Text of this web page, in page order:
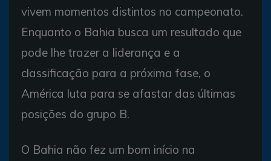
vivem momentos distintos no campeonato.
Enquanto o Bahia busca um resultado que
pode lhe trazer a liderança e a
classificação para a próxima fase, o
América luta para se afastar das últimas
posições do grupo B.
O Bahia não fez um bom início na